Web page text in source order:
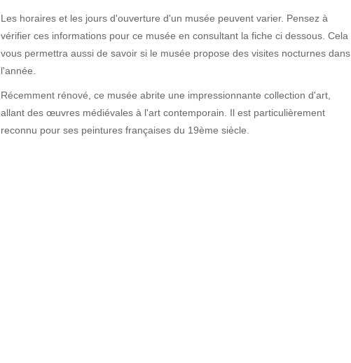
Les horaires et les jours d'ouverture d'un musée peuvent varier. Pensez à
vérifier ces informations pour ce musée en consultant la fiche ci dessous. Cela
vous permettra aussi de savoir si le musée propose des visites nocturnes dans
l'année.
Récemment rénové, ce musée abrite une impressionnante collection d'art,
allant des œuvres médiévales à l'art contemporain. Il est particulièrement
reconnu pour ses peintures françaises du 19ème siècle.